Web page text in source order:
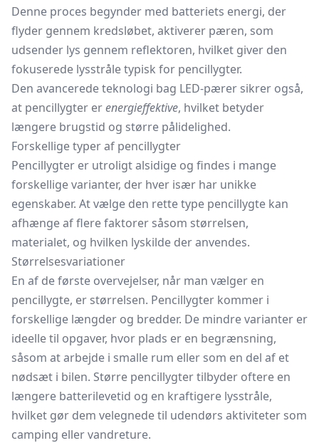
Denne proces begynder med batteriets energi, der
flyder gennem kredsløbet, aktiverer pæren, som
udsender lys gennem reflektoren, hvilket giver den
fokuserede lysstråle typisk for pencillygter.
Den avancerede teknologi bag LED-pærer sikrer også,
at pencillygter erenergieffektive, hvilket betyder
længere brugstid og større pålidelighed.
Forskellige typer af pencillygter
Pencillygter er utroligt alsidige og findes i mange
forskellige varianter, der hver især har unikke
egenskaber. At vælge den rette type pencillygte kan
afhænge af flere faktorer såsom størrelsen,
materialet, og hvilken lyskilde der anvendes.
Størrelsesvariationer
En af de første overvejelser, når man vælger en
pencillygte, er størrelsen. Pencillygter kommer i
forskellige længder og bredder. De mindre varianter er
ideelle til opgaver, hvor plads er en begrænsning,
såsom at arbejde i smalle rum eller som en del af et
nødsæt i bilen. Større pencillygter tilbyder oftere en
længere batterilevetid og en kraftigere lysstråle,
hvilket gør dem velegnede til udendørs aktiviteter som
camping eller vandreture.